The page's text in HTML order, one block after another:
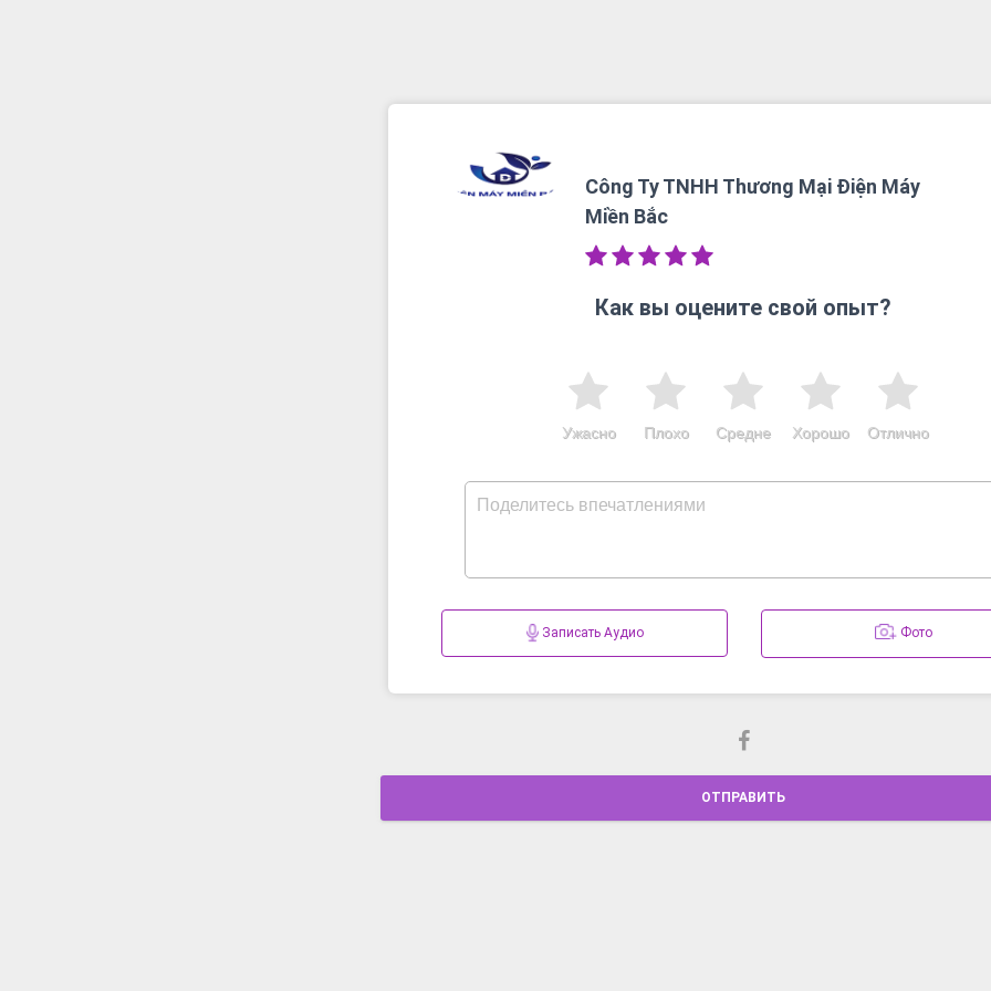
Công Ty TNHH Thương Mại Điện Máy
Miền Bắc
Как вы оцените свой опыт?
Отлично
Хорошо
Средне
Плохо
Ужасно
Записать Аудио Фото
ОТПРАВИТЬ